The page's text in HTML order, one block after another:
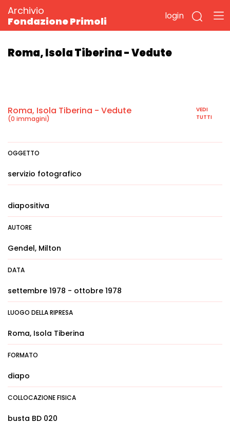
Archivio
Fondazione Primoli
login
Roma, Isola Tiberina - Vedute
Roma, Isola Tiberina - Vedute
(0 immagini)
VEDI
TUTTI
OGGETTO
servizio fotografico
diapositiva
AUTORE
Gendel, Milton
DATA
settembre 1978 - ottobre 1978
LUOGO DELLA RIPRESA
Roma, Isola Tiberina
FORMATO
diapo
COLLOCAZIONE FISICA
busta BD 020